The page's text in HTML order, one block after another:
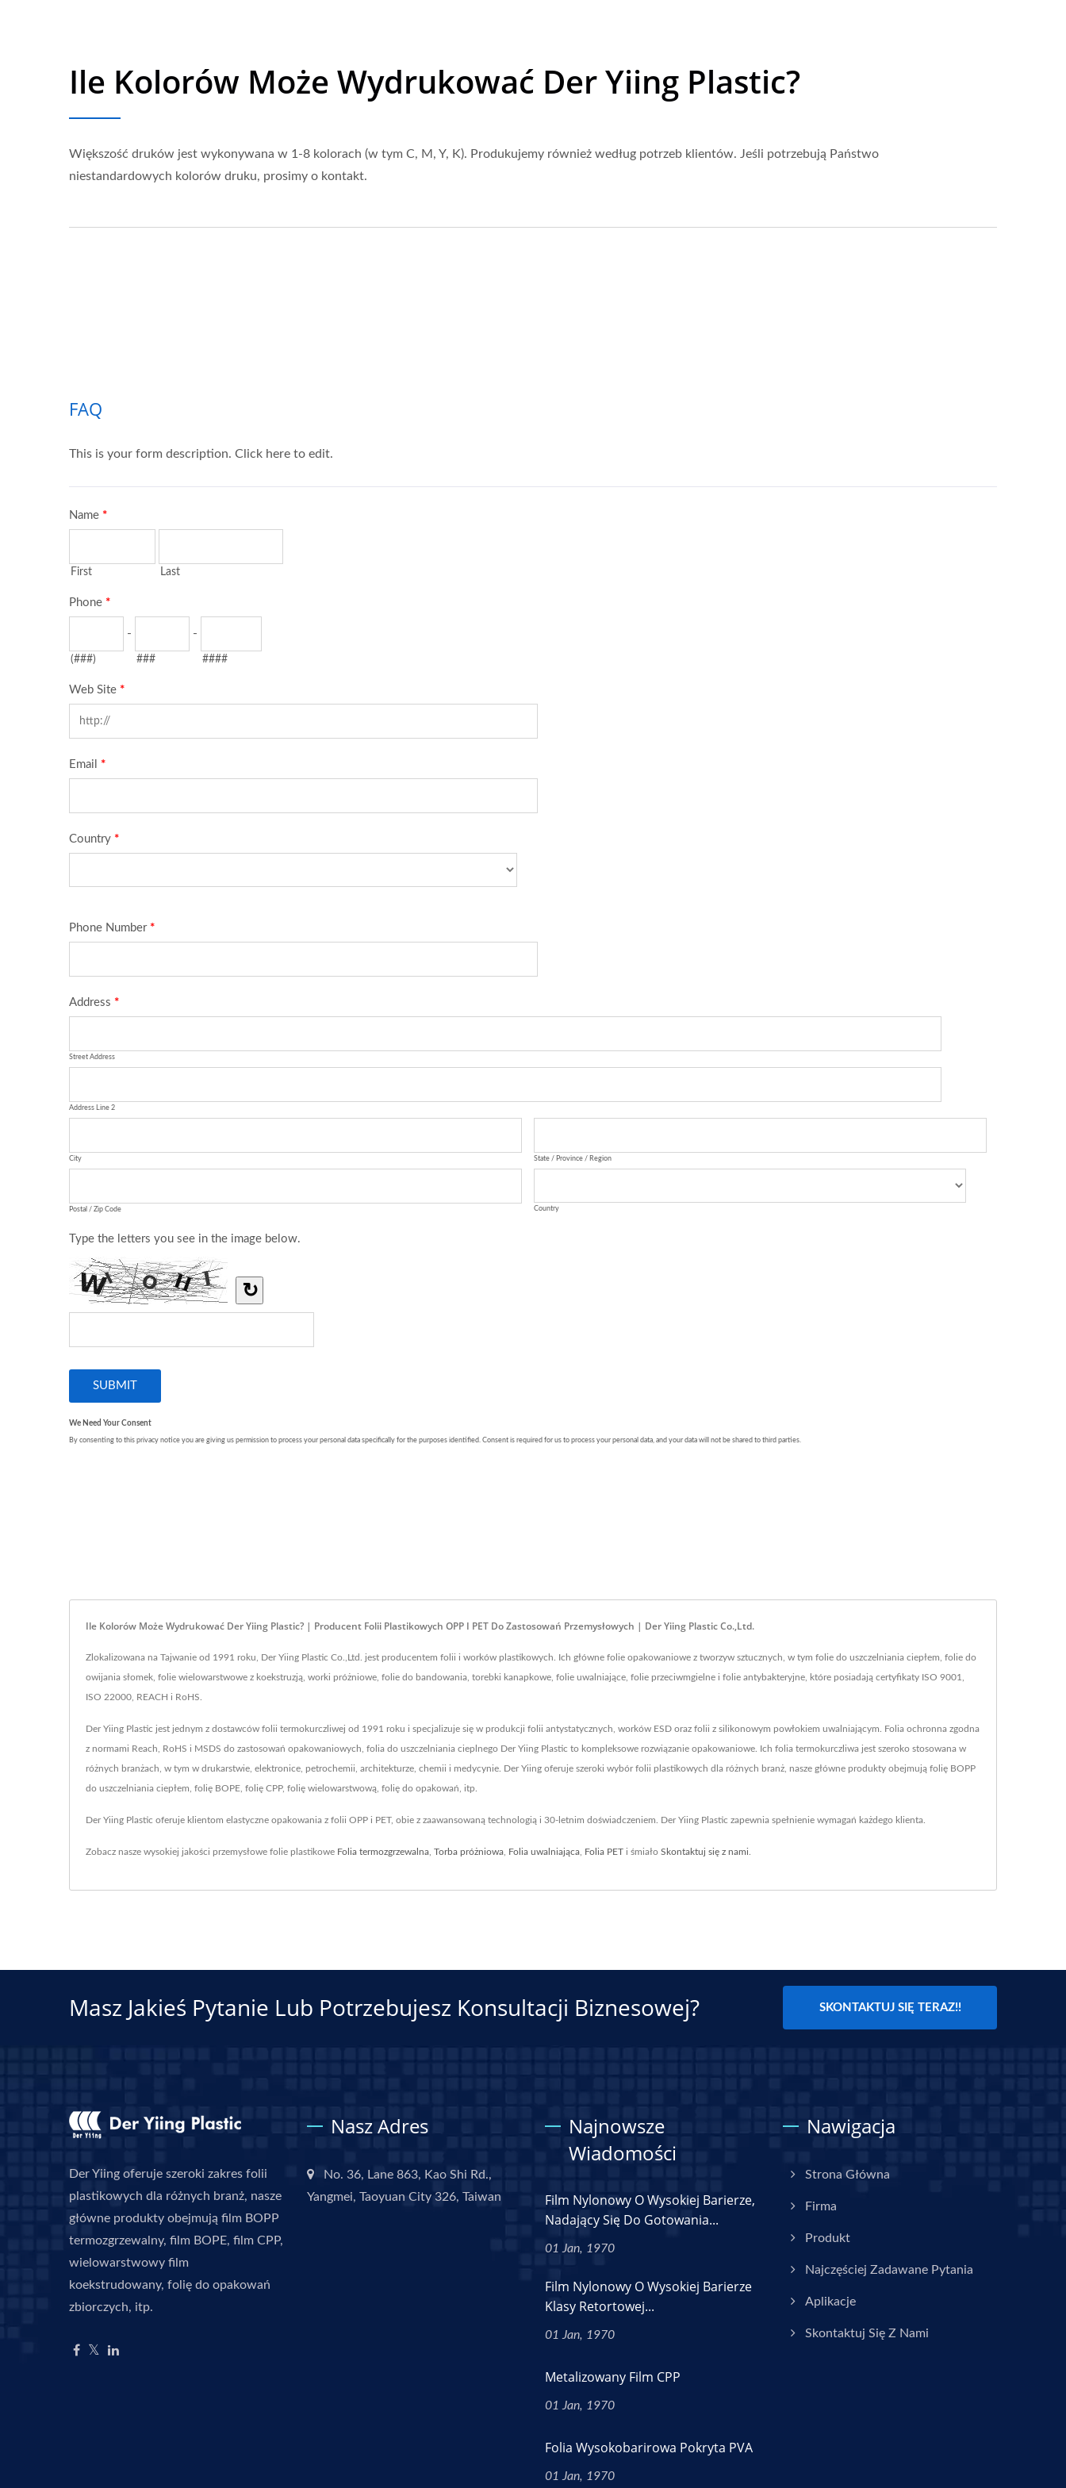
Ile Kolorów Może Wydrukować Der Yiing Plastic?
Większość druków jest wykonywana w 1-8 kolorach (w tym C, M, Y, K). Produkujemy również według potrzeb klientów. Jeśli potrzebują Państwo
niestandardowych kolorów druku, prosimy o kontakt.
Ile Kolorów Może Wydrukować Der Yiing Plastic? | Producent Folii Plastikowych OPP I PET Do Zastosowań Przemysłowych | Der Yiing Plastic Co.,Ltd.
Zlokalizowana na Tajwanie od 1991 roku, Der Yiing Plastic Co.,Ltd. jest producentem folii i worków plastikowych. Ich główne folie opakowaniowe z tworzyw sztucznych, w tym folie do uszczelniania ciepłem, folie do
owijania słomek, folie wielowarstwowe z koekstruzją, worki próżniowe, folie do bandowania, torebki kanapkowe, folie uwalniające, folie przeciwmgielne i folie antybakteryjne, które posiadają certyfikaty ISO 9001,
ISO 22000, REACH i RoHS.
Der Yiing Plastic jest jednym z dostawców folii termokurczliwej od 1991 roku i specjalizuje się w produkcji folii antystatycznych, worków ESD oraz folii z silikonowym powłokiem uwalniającym. Folia ochronna zgodna
z normami Reach, RoHS i MSDS do zastosowań opakowaniowych, folia do uszczelniania cieplnego Der Yiing Plastic to kompleksowe rozwiązanie opakowaniowe. Ich folia termokurczliwa jest szeroko stosowana w
różnych branżach, w tym w drukarstwie, elektronice, petrochemii, architekturze, chemii i medycynie. Der Yiing oferuje szeroki wybór folii plastikowych dla różnych branż, nasze główne produkty obejmują folię BOPP
do uszczelniania ciepłem, folię BOPE, folię CPP, folię wielowarstwową, folię do opakowań, itp.
Der Yiing Plastic oferuje klientom elastyczne opakowania z folii OPP i PET, obie z zaawansowaną technologią i 30-letnim doświadczeniem. Der Yiing Plastic zapewnia spełnienie wymagań każdego klienta.
Zobacz nasze wysokiej jakości przemysłowe folie plastikowe Folia termozgrzewalna Torba próżniowa Folia uwalniająca Folia PET i śmiało Skontaktuj się z nami
Masz Jakieś Pytanie Lub Potrzebujesz Konsultacji Biznesowej? SKONTAKTUJ SIĘ TERAZ!!
Der Yiing oferuje szeroki zakres folii
plastikowych dla różnych branż, nasze
główne produkty obejmują film BOPP
termozgrzewalny, film BOPE, film CPP,
wielowarstwowy film
koekstrudowany, folię do opakowań
zbiorczych, itp.
Nasz Adres
No. 36, Lane 863, Kao Shi Rd.,
Yangmei, Taoyuan City 326, Taiwan
Najnowsze
Wiadomości
Film Nylonowy O Wysokiej Barierze,
Nadający Się Do Gotowania...
01 Jan, 1970
Film Nylonowy O Wysokiej Barierze
Klasy Retortowej...
01 Jan, 1970
Metalizowany Film CPP
01 Jan, 1970
Folia Wysokobarirowa Pokryta PVA
01 Jan, 1970
Nawigacja
Strona Główna
Firma
Produkt
Najczęściej Zadawane Pytania
Aplikacje
Skontaktuj Się Z Nami